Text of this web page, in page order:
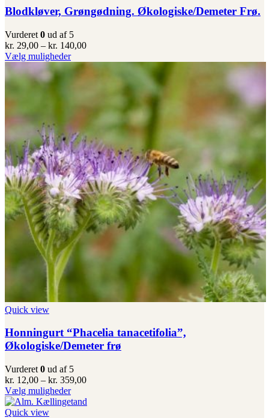
Blodkløver, Grøngødning. Økologiske/Demeter Frø.
Vurderet 0 ud af 5
kr. 29,00 – kr. 140,00Prisinterval:
til
Vælg mulighederDette
vare
har
Mulighederne
vælges
på
varesiden
Quick view
Honningurt “Phacelia tanacetifolia”,
Økologiske/Demeter frø
Vurderet 0 ud af 5
kr. 12,00 – kr. 359,00Prisinterval:
til
Vælg mulighederDette
vare
Quick view